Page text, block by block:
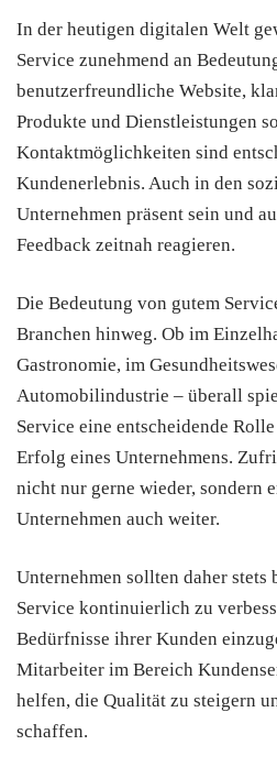
In der heutigen digitalen Welt
Service zunehmend an
benutzerfreundliche Website,
Produkte und Dienstleistungen
Kontaktmöglichkeiten sind
Kundenerlebnis. Auch in den
Unternehmen präsent sein und
Feedback zeitnah reagieren.
Die Bedeutung von gutem
Branchen hinweg. Ob im
Gastronomie, im
Automobilindustrie – überall
Service eine entscheidende
Erfolg eines Unternehmens.
nicht nur gerne wieder, sondern
Unternehmen auch weiter.
Unternehmen sollten daher stets
Service kontinuierlich zu
Bedürfnisse ihrer Kunden
Mitarbeiter im Bereich
helfen, die Qualität zu steigern
schaffen.